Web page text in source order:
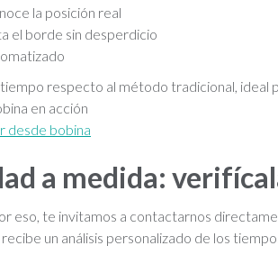
la posición real
el borde sin desperdicio
respecto al método tradicional, ideal
en acción
desde bobina
a medida:
eso, te invitamos a contactarnos
un análisis personalizado de los